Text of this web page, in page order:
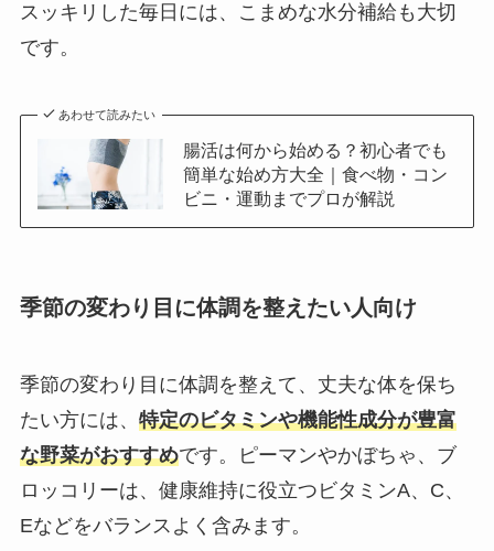
スッキリした毎日には、こまめな水分補給も大切
です。
あわせて読みたい
腸活は何から始める？初心者でも
簡単な始め方大全｜食べ物・コン
ビニ・運動までプロが解説
季節の変わり目に体調を整えたい人向け
季節の変わり目に体調を整えて、丈夫な体を保ち
たい方には、 特定のビタミンや機能性成分が豊富
な野菜がおすすめです。ピーマンやかぼちゃ、ブ
ロッコリーは、健康維持に役立つビタミンA、C、
Eなどをバランスよく含みます。